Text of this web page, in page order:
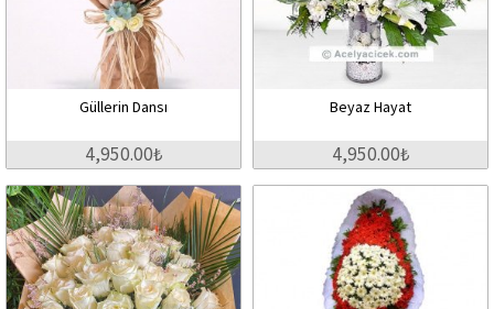
Güllerin Dansı
4,950.00₺
Beyaz Hayat
4,950.00₺